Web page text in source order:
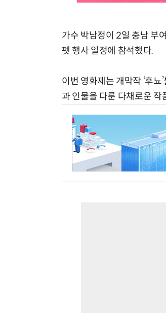
가수 박남정이 2일 충남 부
펫 행사 일정에 참석했다.
이번 영화제는 개막작 ‘후
과 인물을 다룬 다채로운 작